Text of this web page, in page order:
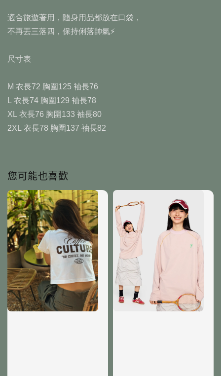
適合旅遊著用，隨身用品都放在口袋，
不再丟三落四，保持俐落帥氣⚡️
尺寸表
M 衣長72 胸圍125 袖長76
L 衣長74 胸圍129 袖長78
XL 衣長76 胸圍133 袖長80
2XL 衣長78 胸圍137 袖長82
您可能也喜歡